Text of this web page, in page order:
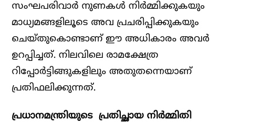
സംഘപരിവാർ നുണകൾ നിർമ്മിക്കുകയും
മാധ്യമങ്ങളിലൂടെ അവ പ്രചരിപ്പിക്കുകയും
ചെയ്തുകൊണ്ടാണ് ഈ അധികാരം അവർ
ഉറപ്പിച്ചത്. നിലവിലെ രാമക്ഷേത്ര
റിപ്പോർട്ടിങ്ങുകളിലും അതുതന്നെയാണ്
പ്രതിഫലിക്കുന്നത്.
പ്രധാനമന്ത്രിയുടെ പ്രതിച്ഛായ നിർമ്മിതി